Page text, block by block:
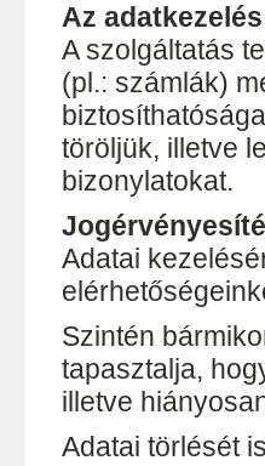
Az
A szolgáltatás
(pl.: számlák)
töröljük, illetve
bizonylatokat.
Adatai
Szintén
tapasztalja,
illetve
Adatai törlését